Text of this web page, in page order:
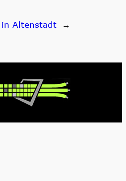
in Altenstadt →